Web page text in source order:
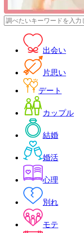
検
出会い
片思い
デート
カップル
結婚
婚活
心理
別れ
モテ